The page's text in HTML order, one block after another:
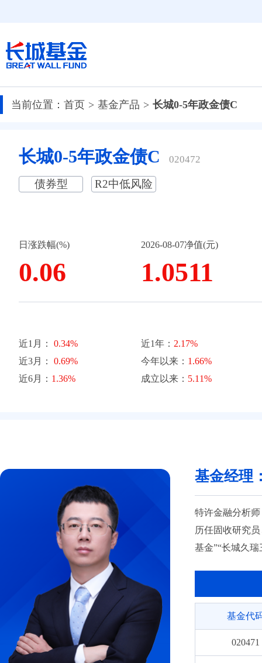
当前位置： 首页 基金产品 长城0-5年政金债C
长城0-5年政金债C 020472
债券型 R2中低风险
日涨跌幅(%)
0.06
2026-08-07净值(元)
1.0511
近1月： 0.34%
近3月： 0.69%
近6月： 1.36%
近1年： 2.17%
今年以来： 1.66%
成立以来： 5.11%
基金经理
特许金融分析师
历任固收研究
基金”“长城久
基金代
020471